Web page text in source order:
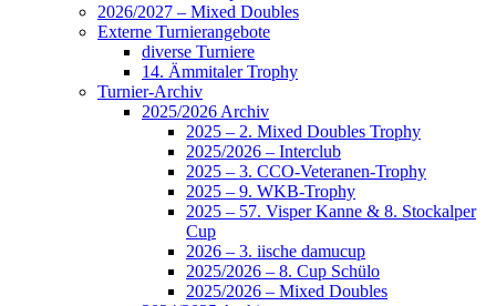
2026/2027 – Mixed Doubles
Externe Turnierangebote
diverse Turniere
14. Ämmitaler Trophy
Turnier-Archiv
2025/2026 Archiv
2025 – 2. Mixed Doubles Trophy
2025/2026 – Interclub
2025 – 3. CCO-Veteranen-Trophy
2025 – 9. WKB-Trophy
2025 – 57. Visper Kanne & 8. Stockalper
Cup
2026 – 3. iische damucup
2025/2026 – 8. Cup Schülo
2025/2026 – Mixed Doubles